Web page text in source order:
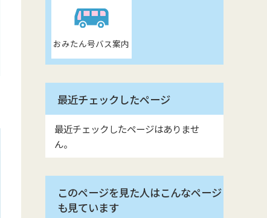
おみたん号バス案内
最近チェックしたページ
最近チェックしたページはありませ
ん。
このページを見た人はこんなページ
も見ています